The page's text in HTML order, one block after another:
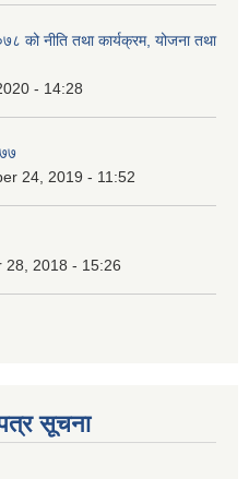
को नीति तथा कार्यक्रम, योजना तथा
- 14:28
24, 2019 - 11:52
28, 2018 - 15:26
सूचना